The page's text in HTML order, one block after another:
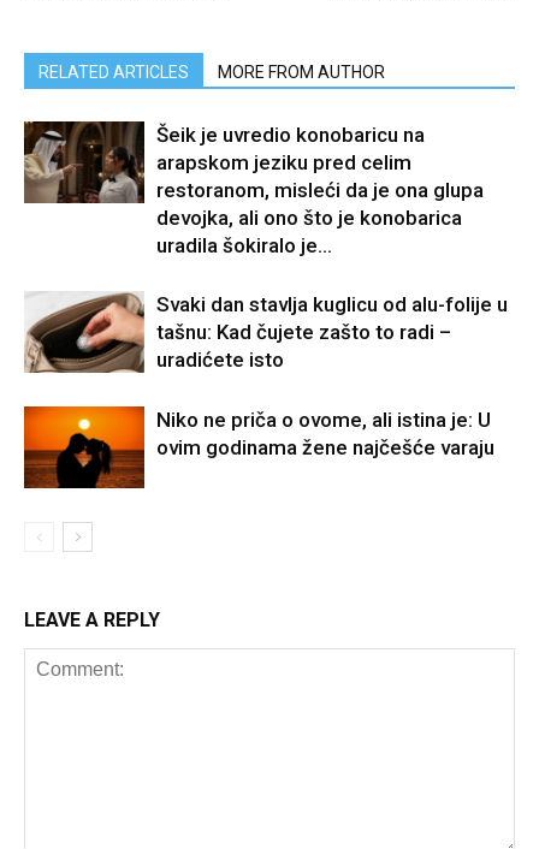
RELATED ARTICLES MORE FROM AUTHOR
Šeik je uvredio konobaricu na
arapskom jeziku pred celim
restoranom, misleći da je ona glupa
devojka, ali ono što je konobarica
uradila šokiralo je...
Svaki dan stavlja kuglicu od alu-folije u
tašnu: Kad čujete zašto to radi –
uradićete isto
Niko ne priča o ovome, ali istina je: U
ovim godinama žene najčešće varaju
LEAVE A REPLY